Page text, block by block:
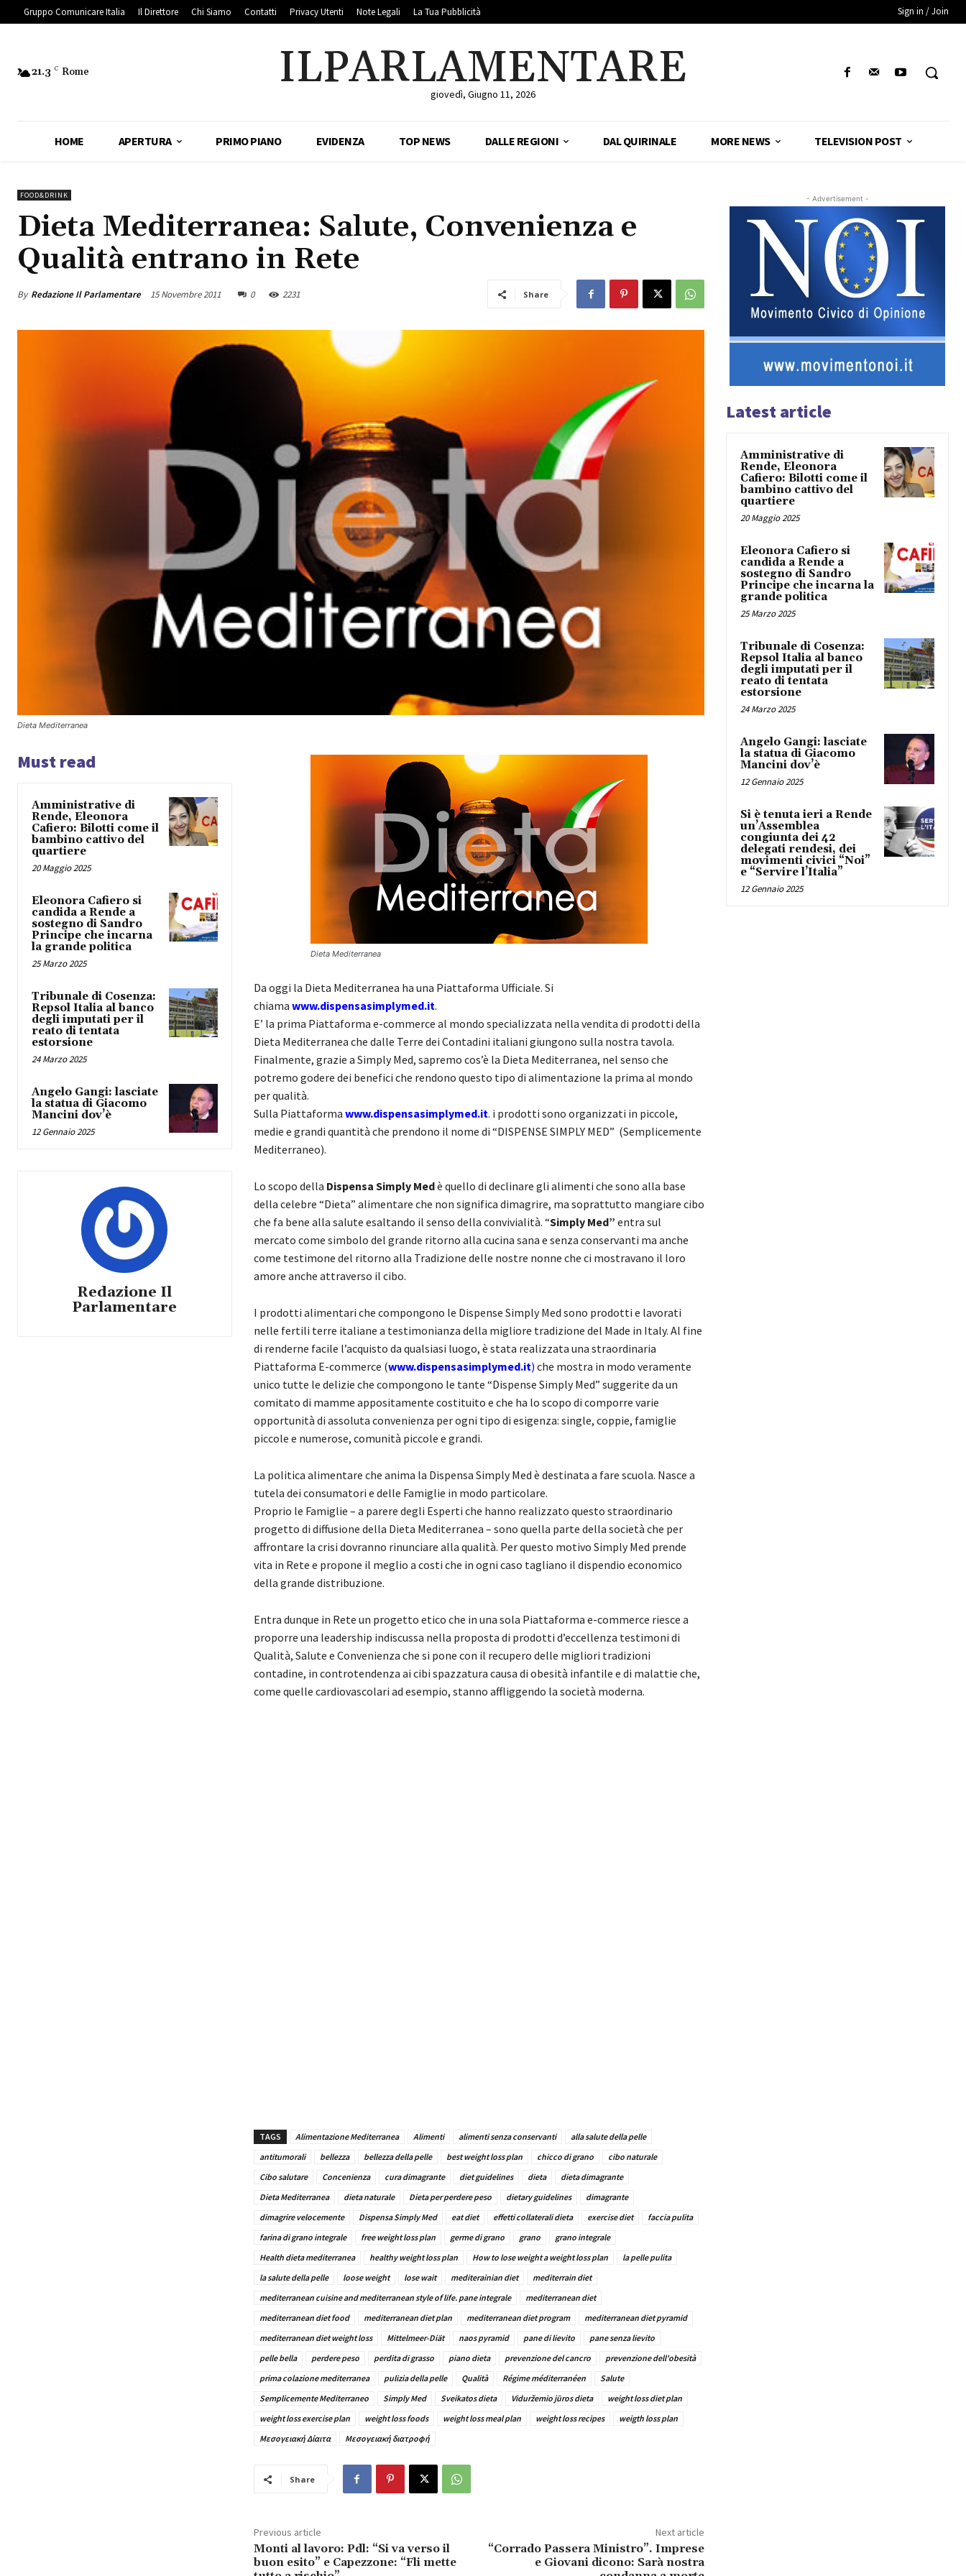
Gruppo Comunicare Italia Il Direttore Chi Siamo Contatti Privacy Utenti Note Legali La Tua Pubblicità Sign in / Join
21.3 C Rome ILPARLAMENTARE
giovedì, Giugno 11, 2026
HOME APERTURA PRIMO PIANO EVIDENZA TOP NEWS DALLE REGIONI DAL QUIRINALE MORE NEWS TELEVISION POST
FOOD&DRINK
Dieta Mediterranea: Salute, Convenienza e
Qualità entrano in Rete
By Redazione Il Parlamentare 15 Novembre 2011 0 2231 Share
Dieta Mediterranea
Must read
Amministrative di
Rende, Eleonora
Cafiero: Bilotti come il
bambino cattivo del
quartiere
20 Maggio 2025
Eleonora Cafiero si
candida a Rende a
sostegno di Sandro
Principe che incarna
la grande politica
25 Marzo 2025
Tribunale di Cosenza:
Repsol Italia al banco
degli imputati per il
reato di tentata
estorsione
24 Marzo 2025
Angelo Gangi: lasciate
la statua di Giacomo
Mancini dov’è
12 Gennaio 2025
Redazione Il
Parlamentare
Dieta Mediterranea
Da oggi la Dieta Mediterranea ha una Piattaforma Ufficiale. Si
chiama www.dispensasimplymed.it.
E’ la prima Piattaforma e-commerce al mondo specializzata nella vendita di prodotti della
Dieta Mediterranea che dalle Terre dei Contadini italiani giungono sulla nostra tavola.
Finalmente, grazie a Simply Med, sapremo cos’è la Dieta Mediterranea, nel senso che
potremo godere dei benefici che rendono questo tipo di alimentazione la prima al mondo
per qualità.
Sulla Piattaforma www.dispensasimplymed.it. i prodotti sono organizzati in piccole,
medie e grandi quantità che prendono il nome di “DISPENSE SIMPLY MED” (Semplicemente
Mediterraneo).
Lo scopo della Dispensa Simply Medè quello di declinare gli alimenti che sono alla base
della celebre “Dieta” alimentare che non significa dimagrire, ma soprattutto mangiare cibo
che fa bene alla salute esaltando il senso della convivialità. “Simply Med” entra sul
mercato come simbolo del grande ritorno alla cucina sana e senza conservanti ma anche
come testimone del ritorno alla Tradizione delle nostre nonne che ci mostravano il loro
amore anche attraverso il cibo.
I prodotti alimentari che compongono le Dispense Simply Med sono prodotti e lavorati
nelle fertili terre italiane a testimonianza della migliore tradizione del Made in Italy. Al fine
di renderne facile l’acquisto da qualsiasi luogo, è stata realizzata una straordinaria
Piattaforma E-commerce (www.dispensasimplymed.it) che mostra in modo veramente
unico tutte le delizie che compongono le tante “Dispense Simply Med” suggerite da un
comitato di mamme appositamente costituito e che ha lo scopo di comporre varie
opportunità di assoluta convenienza per ogni tipo di esigenza: single, coppie, famiglie
piccole e numerose, comunità piccole e grandi.
La politica alimentare che anima la Dispensa Simply Med è destinata a fare scuola. Nasce a
tutela dei consumatori e delle Famiglie in modo particolare.
Proprio le Famiglie – a parere degli Esperti che hanno realizzato questo straordinario
progetto di diffusione della Dieta Mediterranea – sono quella parte della società che per
affrontare la crisi dovranno rinunciare alla qualità. Per questo motivo Simply Med prende
vita in Rete e propone il meglio a costi che in ogni caso tagliano il dispendio economico
della grande distribuzione.
Entra dunque in Rete un progetto etico che in una sola Piattaforma e-commerce riesce a
proporre una leadership indiscussa nella proposta di prodotti d’eccellenza testimoni di
Qualità, Salute e Convenienza che si pone con il recupero delle migliori tradizioni
contadine, in controtendenza ai cibi spazzatura causa di obesità infantile e di malattie che,
come quelle cardiovascolari ad esempio, stanno affliggendo la società moderna.
TAGS Alimentazione Mediterranea Alimenti alimenti senza conservanti
alla salute della pelle
antitumorali
bellezza bellezza della pelle best weight loss plan chicco di grano
cibo naturale
Cibo salutare
Concenienza cura dimagrante diet guidelines dieta
dieta dimagrante
Dieta Mediterranea
dieta naturale Dieta per perdere peso dietary guidelines
dimagrante
dimagrire velocemente
Dispensa Simply Med eat diet effetti collaterali dieta exercise diet
faccia pulita
farina di grano integrale
free weight loss plan germe di grano grano
grano integrale
Health dieta mediterranea
healthy weight loss plan How to lose weight a weight loss plan
la pelle pulita
la salute della pelle
loose weight lose wait mediterainian diet
mediterrain diet
mediterranean cuisine and mediterranean style of life. pane integrale
mediterranean diet
mediterranean diet food
mediterranean diet plan mediterranean diet program
mediterranean diet pyramid
mediterranean diet weight loss
Mittelmeer-Diät naos pyramid pane di lievito
pane senza lievito
pelle bella
perdere peso perdita di grasso piano dieta prevenzione del cancro
prevenzione dell'obesità
prima colazione mediterranea
pulizia della pelle Qualità Régime méditerranéen
Salute
Semplicemente Mediterraneo
Simply Med Sveikatos dieta Viduržemio jūros dieta
weight loss diet plan
weight loss exercise plan
weight loss foods weight loss meal plan weight loss recipes
weigth loss plan
Μεσογειακή Δίαιτα
Μεσογειακή διατροφή
Share
Previous article
Monti al lavoro: Pdl: “Si va verso il
buon esito” e Capezzone: “Fli mette
Next article
“Corrado Passera Ministro”. Imprese
e Giovani dicono: Sarà nostra
- Advertisement -
Latest article
Amministrative di
Rende, Eleonora
Cafiero: Bilotti come il
bambino cattivo del
quartiere
20 Maggio 2025
Eleonora Cafiero si
candida a Rende a
sostegno di Sandro
Principe che incarna la
grande politica
25 Marzo 2025
Tribunale di Cosenza:
Repsol Italia al banco
degli imputati per il
reato di tentata
estorsione
24 Marzo 2025
Angelo Gangi: lasciate
la statua di Giacomo
Mancini dov’è
12 Gennaio 2025
Si è tenuta ieri a Rende
un’Assemblea
congiunta dei 42
delegati rendesi, dei
movimenti civici “Noi”
e “Servire l’Italia”
12 Gennaio 2025